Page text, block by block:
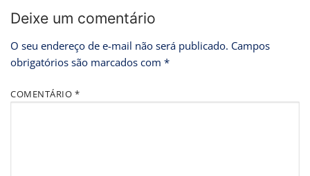
Deixe um comentário
O seu endereço de e-mail não será publicado. Campos
obrigatórios são marcados com *
COMENTÁRIO *